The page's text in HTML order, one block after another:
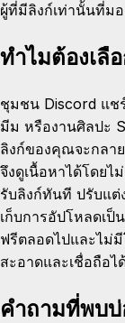
ผู้ที่มีลิงก์เท่านั้นที่มอ
ทำไมต้องเลื
ชุมชน Discord แช
มีม หรืองานศิลปะ
ลิงก์ของคุณจะกลา
จึงดูเนื้อหาได้โดย
รับลิงก์ทันที ปรับแต่
เก็บการอัปโหลดเ
ฟรีตลอดไปและไม่
สะอาดและเชื่อถือ
คำถามที่พบบ่